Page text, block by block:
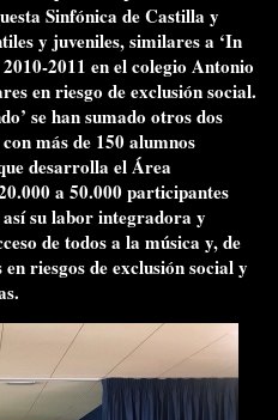
Sinfónica de Castilla y
y juveniles, similares a ‘In
2011 en el colegio Antonio
en riesgo de exclusión social.
se han sumado otros dos
más de 150 alumnos
desarrolla el Área
a 50.000 participantes
su labor integradora y
de todos a la música y, de
riesgos de exclusión social y